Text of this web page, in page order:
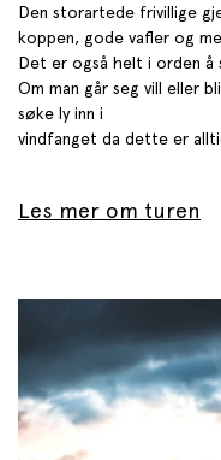
Den storartede frivillige
koppen, gode vafler og
Det er også helt i orden å
Om man går seg vill eller
søke ly inn i
vindfanget da dette er
Les mer om turen